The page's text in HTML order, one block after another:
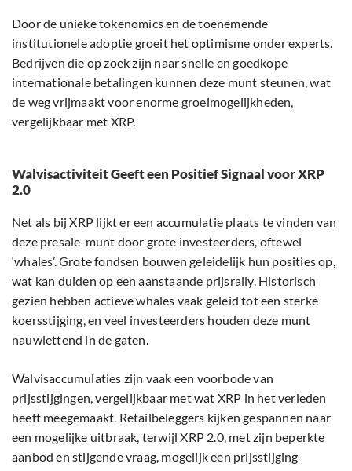
Door de unieke tokenomics en de toenemende
institutionele adoptie groeit het optimisme onder experts.
Bedrijven die op zoek zijn naar snelle en goedkope
internationale betalingen kunnen deze munt steunen, wat
de weg vrijmaakt voor enorme groeimogelijkheden,
vergelijkbaar met XRP.
Walvisactiviteit Geeft een Positief Signaal voor XRP
2.0
Net als bij XRP lijkt er een accumulatie plaats te vinden van
deze presale-munt door grote investeerders, oftewel
‘whales’. Grote fondsen bouwen geleidelijk hun posities op,
wat kan duiden op een aanstaande prijsrally. Historisch
gezien hebben actieve whales vaak geleid tot een sterke
koersstijging, en veel investeerders houden deze munt
nauwlettend in de gaten.
Walvisaccumulaties zijn vaak een voorbode van
prijsstijgingen, vergelijkbaar met wat XRP in het verleden
heeft meegemaakt. Retailbeleggers kijken gespannen naar
een mogelijke uitbraak, terwijl XRP 2.0, met zijn beperkte
aanbod en stijgende vraag, mogelijk een prijsstijging